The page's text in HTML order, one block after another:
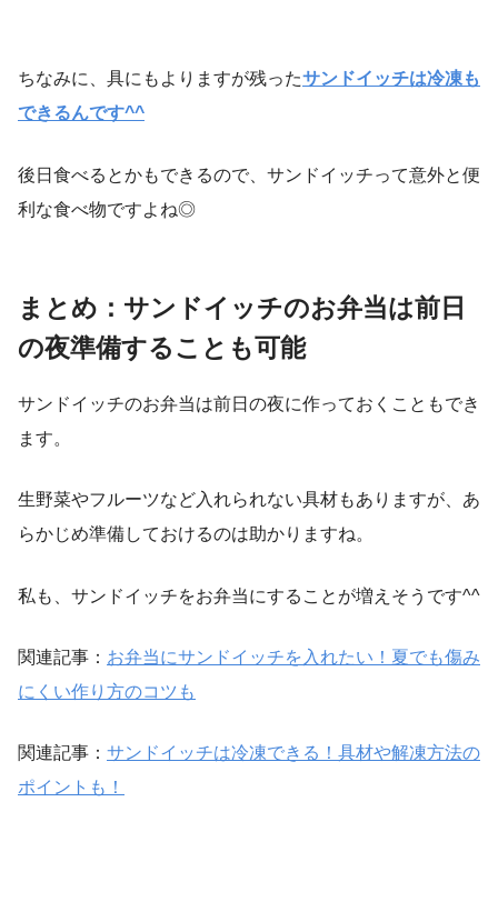
ちなみに、具にもよりますが残ったサンドイッチは冷凍も
できるんです^^
後日食べるとかもできるので、サンドイッチって意外と便
利な食べ物ですよね◎
まとめ：サンドイッチのお弁当は前日
の夜準備することも可能
サンドイッチのお弁当は前日の夜に作っておくこともでき
ます。
生野菜やフルーツなど入れられない具材もありますが、あ
らかじめ準備しておけるのは助かりますね。
私も、サンドイッチをお弁当にすることが増えそうです^^
関連記事： お弁当にサンドイッチを入れたい！夏でも傷み
にくい作り方のコツも
関連記事： サンドイッチは冷凍できる！具材や解凍方法の
ポイントも！